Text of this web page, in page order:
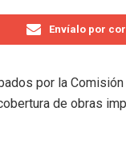
Envíalo por
por la
de obras